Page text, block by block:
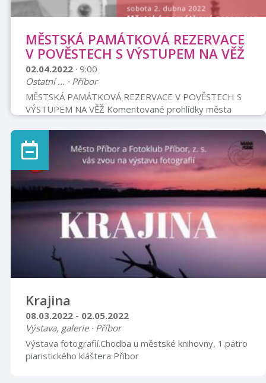
MĚSTSKÁ PAMÁTKOVÁ REZERVACE
V POVĚSTECH S VÝSTUPEM NA VĚŽ
02.04.2022 · 9:00
Ostatní ... · Příbor
MĚSTSKÁ PAMÁTKOVÁ REZERVACE V POVĚSTECH S
VÝSTUPEM NA VĚŽ Komentované prohlídky města
Krajina
08.03.2022 - 02.05.2022
Výstava, galerie · Příbor
Výstava fotografií.Chodba u městské knihovny, 1.patro
piaristického kláštera Příbor